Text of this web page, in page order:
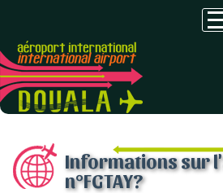
Informations sur
n°FGTAY?